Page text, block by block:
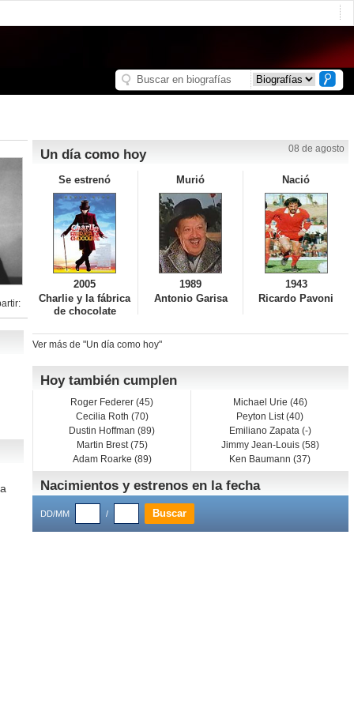
Un día como hoy 08 de agosto
Se estrenó
2005
Charlie y la fábrica
de chocolate
Murió
1989
Antonio Garisa
Nació
1943
Ricardo Pavoni
Ver más de "Un día como hoy"
Hoy también cumplen
Roger Federer (45)
Cecilia Roth (70)
Dustin Hoffman (89)
Martin Brest (75)
Adam Roarke (89)
Michael Urie (46)
Peyton List (40)
Emiliano Zapata (-)
Jimmy Jean-Louis (58)
Ken Baumann (37)
Nacimientos y estrenos en la fecha
DD/MM /